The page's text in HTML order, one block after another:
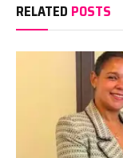
RELATED POSTS